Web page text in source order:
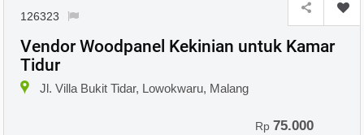
126323
Vendor Woodpanel Kekinian untuk Kamar
Tidur
Jl. Villa Bukit Tidar, Lowokwaru, Malang
Rp75.000